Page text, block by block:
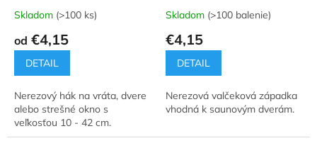
Priemerné
produktu
5,0
5
hviezdičiek.
Skladom (>100 ks)
od €4,15
DETAIL
Nerezový hák na vráta, dvere
alebo strešné okno s
veľkosťou 10 - 42 cm.
Priemerné
produktu
5,0
5
hviezdičiek.
Skladom (>100 balenie)
€4,15
DETAIL
Nerezová valčeková západka
vhodná k saunovým dverám.